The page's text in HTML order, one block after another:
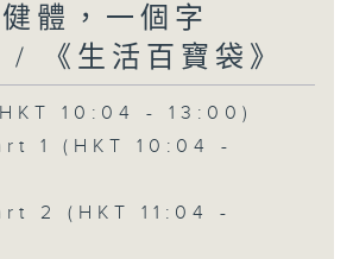
體，一個字
/ 《生活百寶袋》
10:04 - 13:00)
1 (HKT 10:04 -
2 (HKT 11:04 -